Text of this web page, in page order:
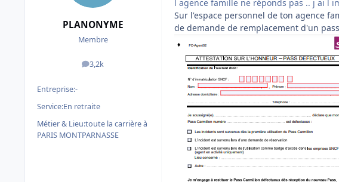
PLANONYME
Membre
3,2k
messages
Entreprise:-
Service:En retraite
Métier & Lieu:toute la carrière à
PARIS MONTPARNASSE
l agence famille ne réponds pas .. j ai l
Sur l'espace personnel de ton agence
de demande de remplacement d'un